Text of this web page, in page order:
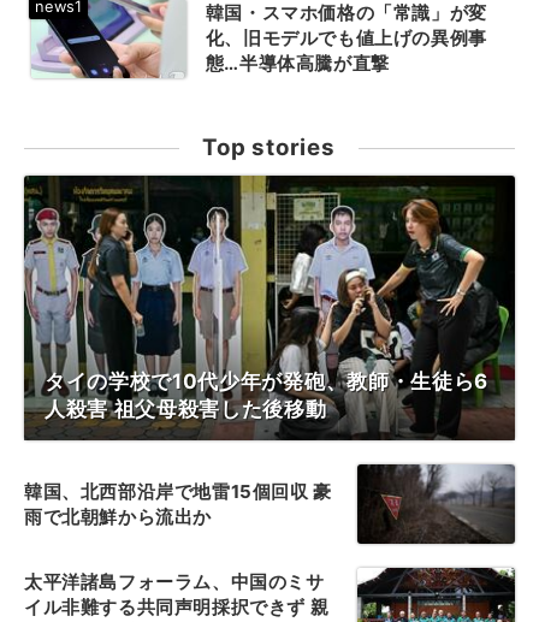
韓国・スマホ価格の「常識」が変
化、旧モデルでも値上げの異例事
態…半導体高騰が直撃
Top stories
タイの学校で10代少年が発砲、教師・生徒ら6
人殺害 祖父母殺害した後移動
韓国、北西部沿岸で地雷15個回収 豪
雨で北朝鮮から流出か
太平洋諸島フォーラム、中国のミサ
イル非難する共同声明採択できず 親